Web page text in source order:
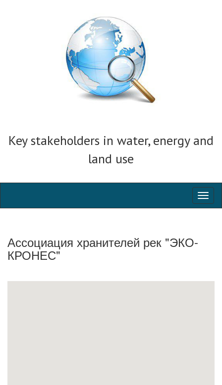
Key stakeholders in water, energy and
land use
Ассоциация хранителей рек "ЭКО-
КРОНЕС"